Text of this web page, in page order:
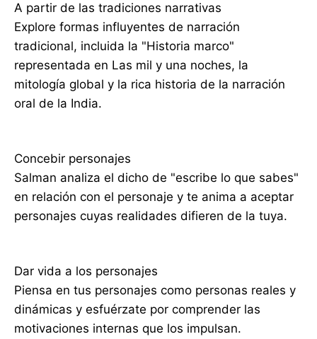
A partir de las tradiciones narrativas
Explore formas influyentes de narración
tradicional, incluida la "Historia marco"
representada en Las mil y una noches, la
mitología global y la rica historia de la narración
oral de la India.
Concebir personajes
Salman analiza el dicho de "escribe lo que sabes"
en relación con el personaje y te anima a aceptar
personajes cuyas realidades difieren de la tuya.
Dar vida a los personajes
Piensa en tus personajes como personas reales y
dinámicas y esfuérzate por comprender las
motivaciones internas que los impulsan.